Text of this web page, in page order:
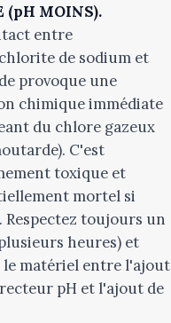
(pH MOINS).
entre
de sodium et
provoque une
chimique immédiate
du chlore gazeux
C'est
toxique et
mortel si
Respectez toujours un
heures) et
le matériel entre l'ajout
pH et l'ajout de